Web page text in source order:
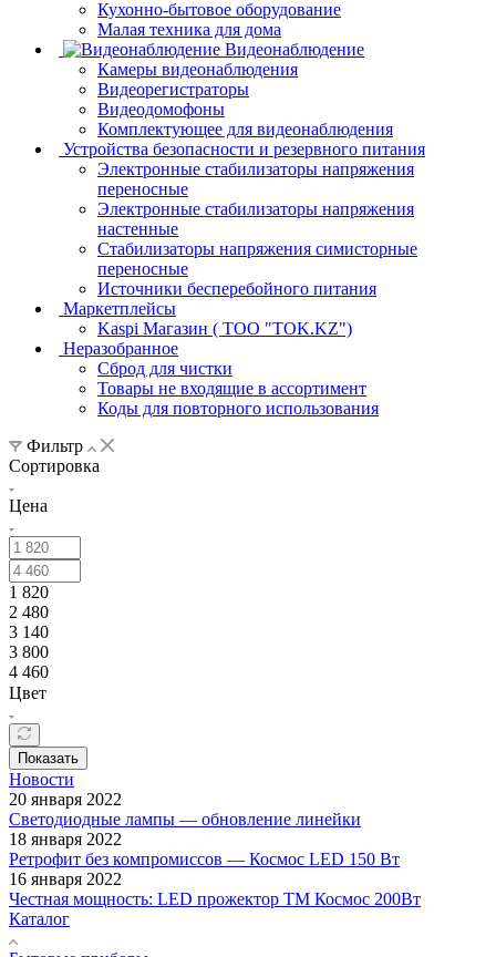
Кухонно-бытовое оборудование
Малая техника для дома
Видеонаблюдение
Камеры видеонаблюдения
Видеорегистраторы
Видеодомофоны
Комплектующее для видеонаблюдения
Устройства безопасности и резервного питания
Электронные стабилизаторы напряжения
переносные
Электронные стабилизаторы напряжения
настенные
Стабилизаторы напряжения симисторные
переносные
Источники бесперебойного питания
Маркетплейсы
Kaspi Магазин ( ТОО "TOK.KZ")
Неразобранное
Сброд для чистки
Товары не входящие в ассортимент
Коды для повторного использования
Фильтр
Сортировка
Цена
1 820
2 480
3 140
3 800
4 460
Цвет
Показать
Новости
20 января 2022
Светодиодные лампы — обновление линейки
18 января 2022
Ретрофит без компромиссов — Космос LED 150 Вт
16 января 2022
Честная мощность: LED прожектор ТМ Космос 200Вт
Каталог